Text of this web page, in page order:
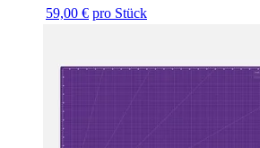
59,00 € pro Stück